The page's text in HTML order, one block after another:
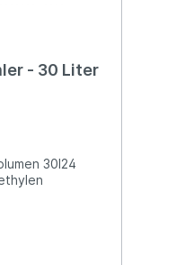
- 30 Liter
30l24